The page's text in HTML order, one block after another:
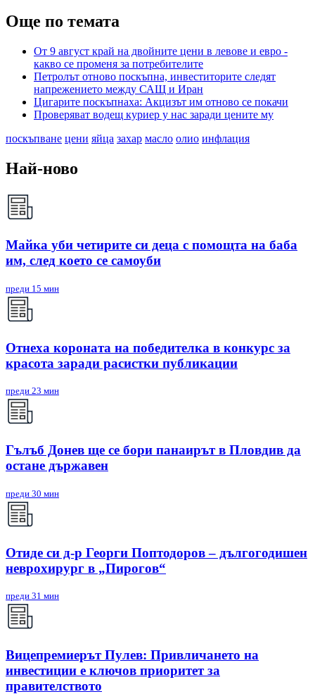
Още по темата
От 9 август край на двойните цени в левове и евро -
какво се променя за потребителите
Петролът отново поскъпна, инвеститорите следят
напрежението между САЩ и Иран
Цигарите поскъпнаха: Акцизът им отново се покачи
Проверяват водещ куриер у нас заради цените му
поскъпване цени яйца захар масло олио инфлация
Най-ново
Майка уби четирите си деца с помощта на баба
им, след което се самоуби
преди 15 мин
Отнеха короната на победителка в конкурс за
красота заради расистки публикации
преди 23 мин
Гълъб Донев ще се бори панаирът в Пловдив да
остане държавен
преди 30 мин
Отиде си д-р Георги Поптодоров – дългогодишен
неврохирург в „Пирогов“
преди 31 мин
Вицепремиерът Пулев: Привличането на
инвестиции е ключов приоритет за
правителството